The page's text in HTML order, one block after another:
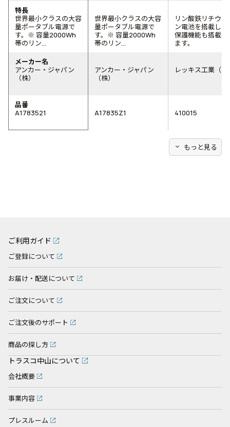
特長
世界最小クラスの大容
量ポータブル電源で
す。※ 容量2000Wh
帯のリン...
世界最小クラスの大容
量ポータブル電源で
す。※ 容量2000Wh
帯のリン...
リン酸鉄リチウム
ン電池を搭載し、
保護機能も搭載し
ます。
メーカー名
アンカー・ジャパン
（株）
アンカー・ジャパン
（株）
レッキス工業（株
品番
A1783521
A17835Z1 410015
expand_more もっと見る
ご利用ガイド
ご登録について
お届け・配送について
ご注文について
ご注文後のサポート
商品の探し方
トラスコ中山について
会社概要
事業内容
プレスルーム